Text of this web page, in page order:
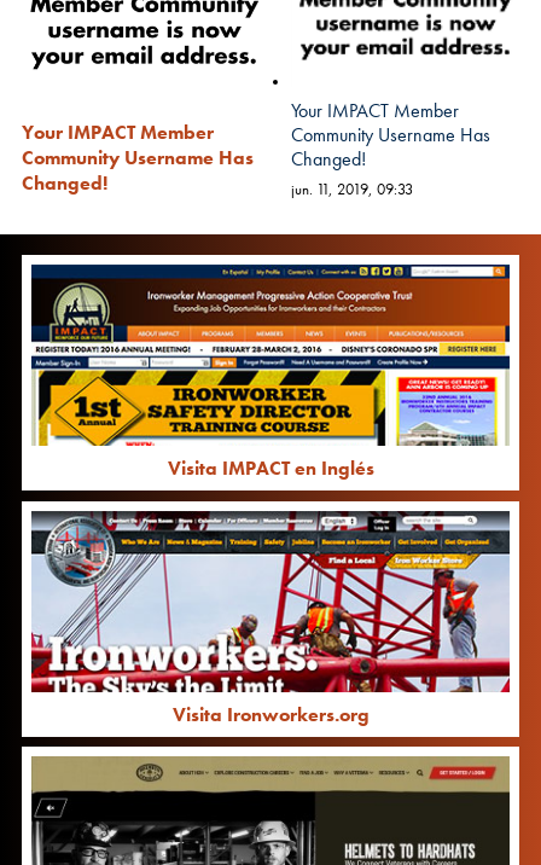
Your IMPACT Member
Community Username Has
Changed!
Your IMPACT Member
Community Username Has
Changed!
jun. 11, 2019, 09:33
Visita IMPACT en Inglés
Visita Ironworkers.org